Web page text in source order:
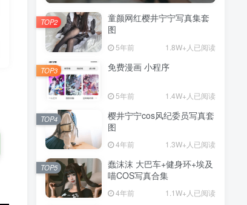
童颜网红樱井宁宁写真集套
图
5年前 1.8W+人已阅读
TOP2
免费漫画 小程序
5年前 1.4W+人已阅读
TOP3
樱井宁宁cos风纪委员写真套
图
4年前 1.3W+人已阅读
TOP4
蠢沫沫 大巴车+健身环+埃及
喵COS写真合集
4年前 1.1W+人已阅读
TOP5